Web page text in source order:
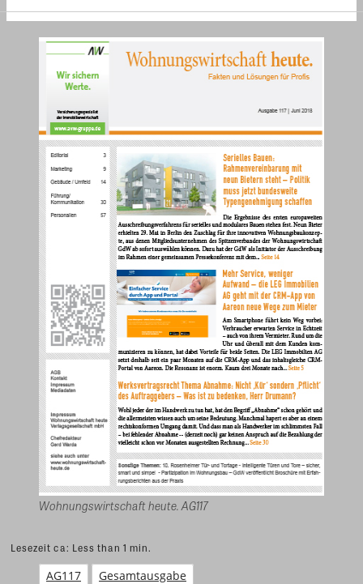
Wohnungswirtschaft heute. AG117
Lesezeit ca: Less than 1 min.
AG117 Gesamtausgabe